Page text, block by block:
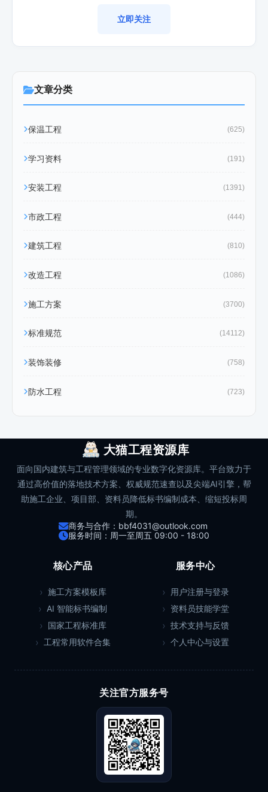
立即关注
文章分类
保温工程 (625)
学习资料 (191)
安装工程 (1391)
市政工程 (444)
建筑工程 (810)
改造工程 (1086)
施工方案 (3700)
标准规范 (14112)
装饰装修 (758)
防水工程 (723)
大猫工程资源库
面向国内建筑与工程管理领域的专业数字化资源库。平台致力于
通过高价值的落地技术方案、权威规范速查以及尖端AI引擎，帮
助施工企业、项目部、资料员降低标书编制成本、缩短投标周
期。
商务与合作：bbf4031@outlook.com
服务时间：周一至周五 09:00 - 18:00
核心产品
施工方案模板库
AI 智能标书编制
国家工程标准库
工程常用软件合集
服务中心
用户注册与登录
资料员技能学堂
技术支持与反馈
个人中心与设置
关注官方服务号